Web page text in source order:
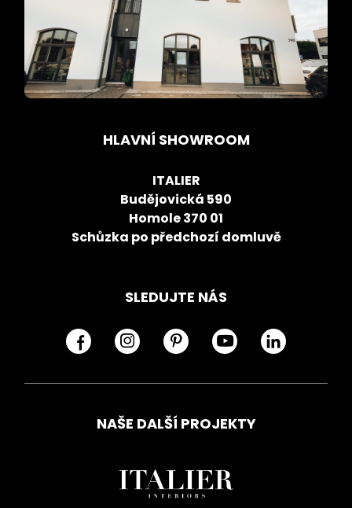
HLAVNÍ SHOWROOM
ITALIER
Budějovická 590
Homole 370 01
Schůzka po předchozí domluvě
SLEDUJTE NÁS
NAŠE DALŠÍ PROJEKTY